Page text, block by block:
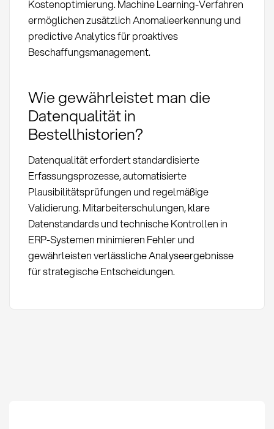
Kostenoptimierung. Machine Learning-Verfahren
ermöglichen zusätzlich Anomalieerkennung und
predictive Analytics für proaktives
Beschaffungsmanagement.
Wie gewährleistet man die
Datenqualität in
Bestellhistorien?
Datenqualität erfordert standardisierte
Erfassungsprozesse, automatisierte
Plausibilitätsprüfungen und regelmäßige
Validierung. Mitarbeiterschulungen, klare
Datenstandards und technische Kontrollen in
ERP-Systemen minimieren Fehler und
gewährleisten verlässliche Analyseergebnisse
für strategische Entscheidungen.